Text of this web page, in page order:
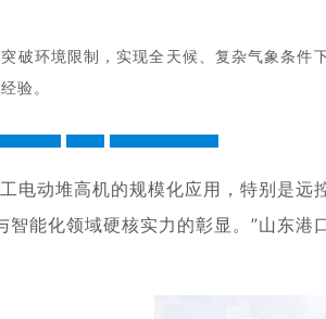
破环境限制，实现全天候、复杂气象条件
验。
电动堆高机的规模化应用，特别是
智能化领域硬核实力的彰显。”山东港